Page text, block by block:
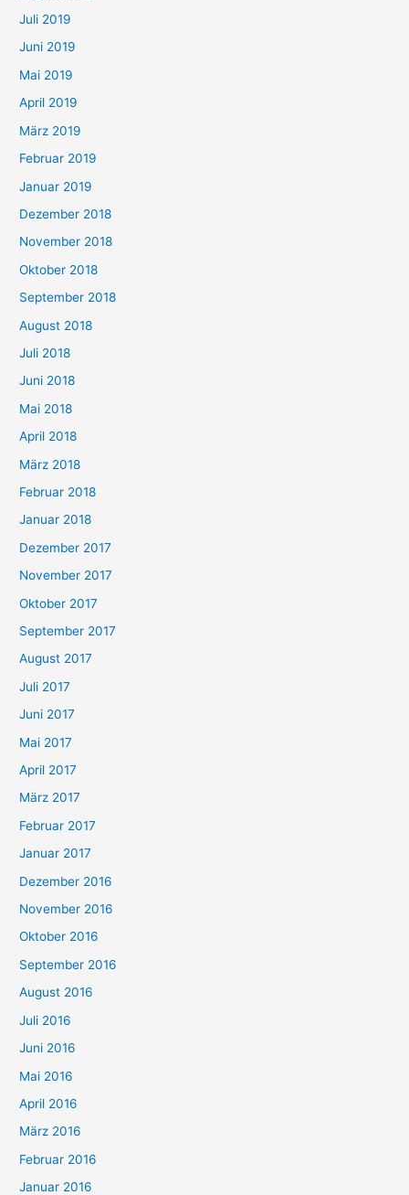
Juli 2019
Juni 2019
Mai 2019
April 2019
März 2019
Februar 2019
Januar 2019
Dezember 2018
November 2018
Oktober 2018
September 2018
August 2018
Juli 2018
Juni 2018
Mai 2018
April 2018
März 2018
Februar 2018
Januar 2018
Dezember 2017
November 2017
Oktober 2017
September 2017
August 2017
Juli 2017
Juni 2017
Mai 2017
April 2017
März 2017
Februar 2017
Januar 2017
Dezember 2016
November 2016
Oktober 2016
September 2016
August 2016
Juli 2016
Juni 2016
Mai 2016
April 2016
März 2016
Februar 2016
Januar 2016